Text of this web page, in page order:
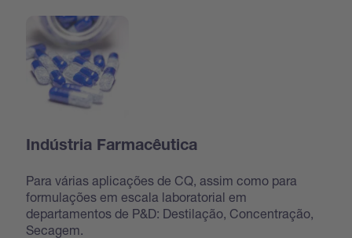
Indústria Farmacêutica
Para várias aplicações de CQ, assim como para
formulações em escala laboratorial em
departamentos de P&D: Destilação, Concentração,
Secagem.